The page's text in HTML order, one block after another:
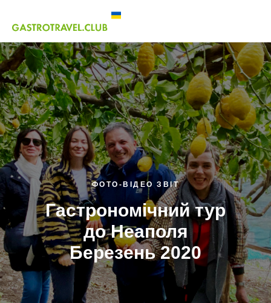
ФОТО-ВІДЕО ЗВІТ
Гастрономічний тур
до Неаполя
Березень 2020